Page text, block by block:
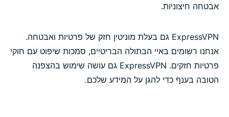
אבטחה חיצוניות.
ExpressVPN גם בעלת מוניטין חזק של פרטיות ואבטחה.
אנחנו רשומים באיי הבתולה הבריטיים, סמכות שיפוט עם חוקי
פרטיות חזקים. ExpressVPN גם עושה שימוש בהצפנה
הטובה בענף כדי להגן על המידע שלכם.